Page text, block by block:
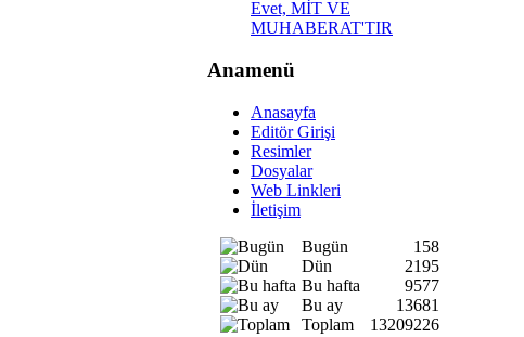
Evet, MİT VE
MUHABERAT'TIR
Anamenü
Anasayfa
Editör Girişi
Resimler
Dosyalar
Web Linkleri
İletişim
Bugün
158
Dün
2195
Bu hafta
9577
Bu ay
13681
Toplam
13209226